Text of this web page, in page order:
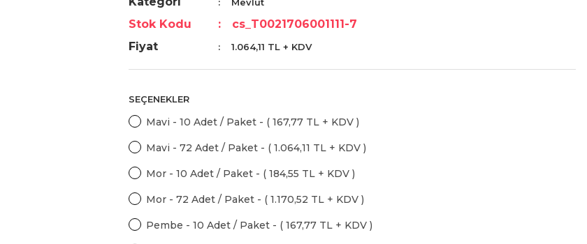
Stok Kodu
cs_T0021706001111-7
Fiyat
1.064,11 TL + KDV
SEÇENEKLER
Mavi - 10 Adet / Paket - ( 167,77 TL + KDV )
Mavi - 72 Adet / Paket - ( 1.064,11 TL + KDV )
Mor - 10 Adet / Paket - ( 184,55 TL + KDV )
Mor - 72 Adet / Paket - ( 1.170,52 TL + KDV )
Pembe - 10 Adet / Paket - ( 167,77 TL + KDV )